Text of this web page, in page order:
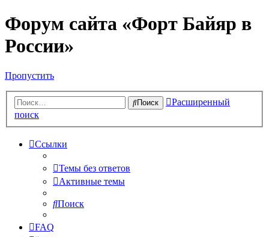
Форум сайта «Форт Байяр в
России»
Пропустить
Поиск
Расширенный
поиск
Ссылки
Темы без ответов
Активные темы
Поиск
FAQ